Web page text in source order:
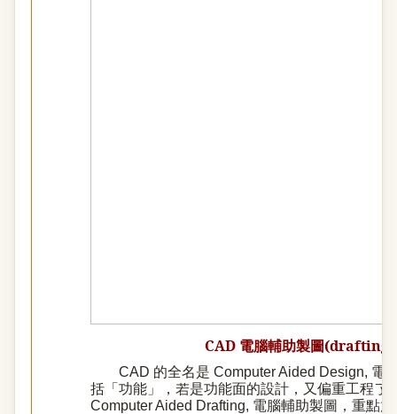
CAD 電腦輔助製圖(drafting)
CAD 的全名是 Computer Aided Design, 電
括「功能」，若是功能面的設計，又偏重工程了
Computer Aided Drafting, 電腦輔助製圖，重點放